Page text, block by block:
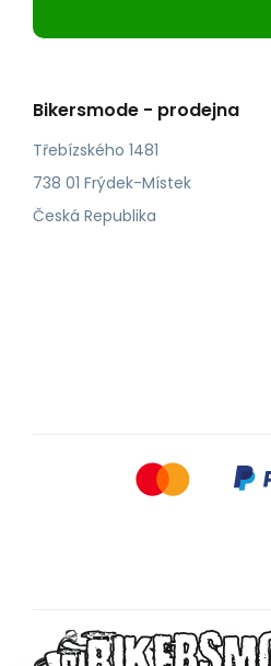
Bikersmode - prodejna
Třebízského 1481
738 01 Frýdek-Místek
Česká Republika